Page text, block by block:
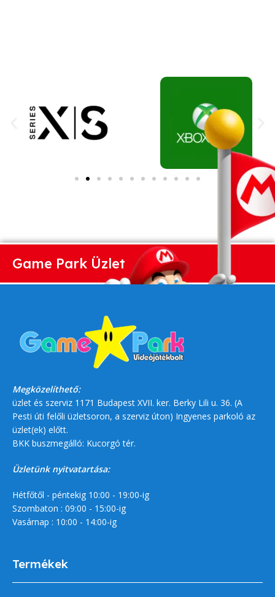
Game Park Üzlet
Megközelíthető:
üzlet és szerviz 1171 Budapest XVII. ker. Berky Lili u. 36. (A
Pesti úti felőli üzletsoron, a szerviz úton) Ingyenes parkoló az
üzlet(ek) előtt.
BKK buszmegálló: Kucorgó tér.
Üzletünk nyitvatartása:
Hétfőtől - péntekig 10:00 - 19:00-ig
Szombaton : 09:00 - 15:00-ig
Vasárnap : 10:00 - 14:00-ig
Termékek